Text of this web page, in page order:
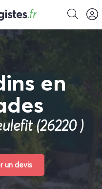
en
(26220 )
un devis